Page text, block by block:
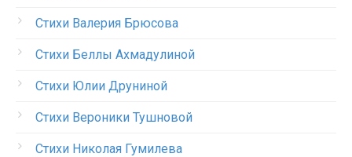
Стихи Валерия Брюсова
Стихи Беллы Ахмадулиной
Стихи Юлии Друниной
Стихи Вероники Тушновой
Стихи Николая Гумилева